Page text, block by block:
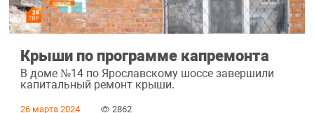
Крыши по программе капремонта
В доме №14 по Ярославскому шоссе завершили
капитальный ремонт крыши.
26 марта 2024 2862